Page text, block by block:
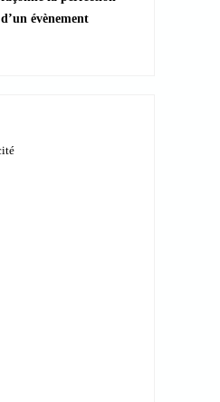
d’un évènement